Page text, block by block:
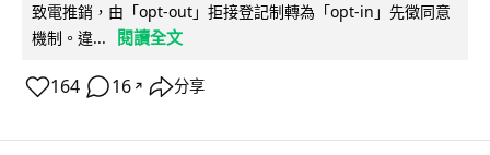
致電推銷，由「opt-out」拒接登記制轉為「opt-in」先徵同意
機制。違...
閱讀全文
164 16 ↗ 分享